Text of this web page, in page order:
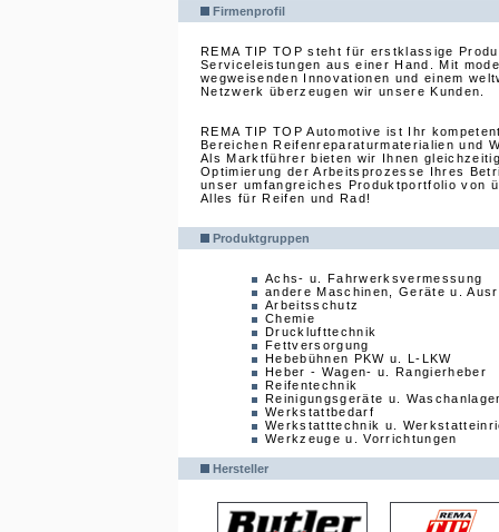
Firmenprofil
REMA TIP TOP steht für erstklassige
Serviceleistungen aus einer Hand. Mit
wegweisenden Innovationen und einem
Netzwerk überzeugen wir unsere Kunden.
REMA TIP TOP Automotive ist Ihr
Bereichen Reifenreparaturmaterialien und
Als Marktführer bieten wir Ihnen
Optimierung der Arbeitsprozesse Ihres
unser umfangreiches Produktportfolio von
Alles für Reifen und Rad!
Produktgruppen
Achs- u. Fahrwerksvermessung
andere Maschinen, Geräte u.
Arbeitsschutz
Chemie
Drucklufttechnik
Fettversorgung
Hebebühnen PKW u. L-LKW
Heber - Wagen- u. Rangierheber
Reifentechnik
Reinigungsgeräte u.
Werkstattbedarf
Werkstatttechnik u.
Werkzeuge u. Vorrichtungen
Hersteller